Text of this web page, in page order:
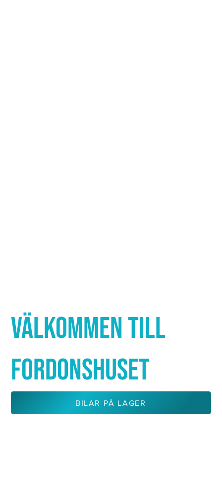
VÄLKOMMEN TILL
FORDONSHUSET
BILAR PÅ LAGER